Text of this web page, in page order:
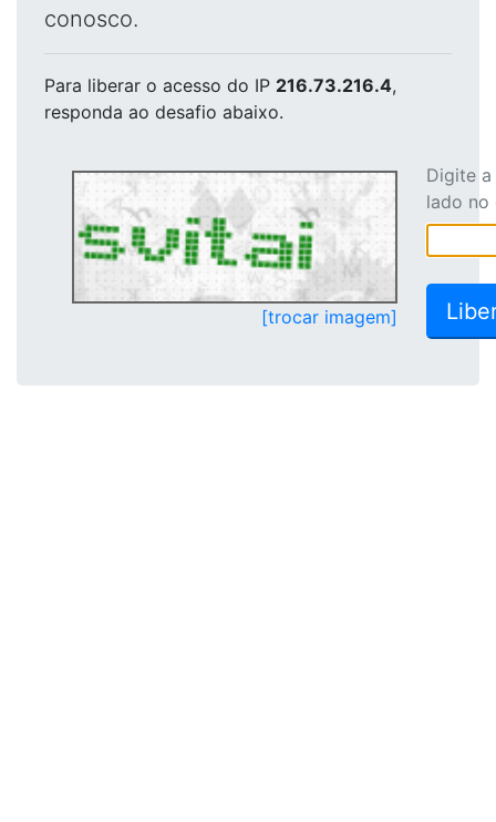
conosco.
Para liberar o acesso do IP 216.73.216.4,
responda ao desafio abaixo.
[trocar imagem]
Digite
lado no